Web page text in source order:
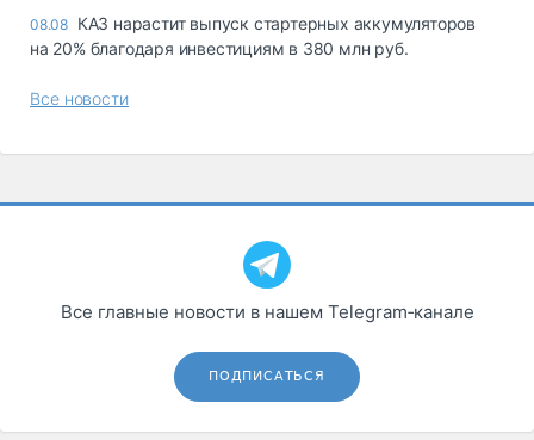
08.08 КАЗ нарастит выпуск стартерных аккумуляторов
на 20% благодаря инвестициям в 380 млн руб.
Все новости
Все главные новости в нашем Telegram‑канале
ПОДПИСАТЬСЯ